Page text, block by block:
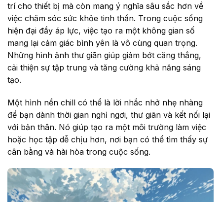
trí cho thiết bị mà còn mang ý nghĩa sâu sắc hơn về
việc chăm sóc sức khỏe tinh thần. Trong cuộc sống
hiện đại đầy áp lực, việc tạo ra một không gian số
mang lại cảm giác bình yên là vô cùng quan trọng.
Những hình ảnh thư giãn giúp giảm bớt căng thẳng,
cải thiện sự tập trung và tăng cường khả năng sáng
tạo.
Một hình nền chill có thể là lời nhắc nhở nhẹ nhàng
để bạn dành thời gian nghỉ ngơi, thư giãn và kết nối lại
với bản thân. Nó giúp tạo ra một môi trường làm việc
hoặc học tập dễ chịu hơn, nơi bạn có thể tìm thấy sự
cân bằng và hài hòa trong cuộc sống.